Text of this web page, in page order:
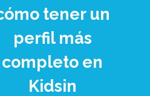
tener un
perfil más
completo en
Kidsin